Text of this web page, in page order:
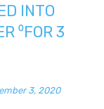
INTO
⁰FOR 3
3, 2020